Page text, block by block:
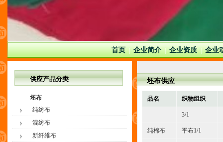
首页 | 企业简介 | 企业资质 | 企业
供应产品分类
坯布
纯纺布
混纺布
新纤维布
坯布供应
品名 织物组织
3/1
纯棉布 平布1/1